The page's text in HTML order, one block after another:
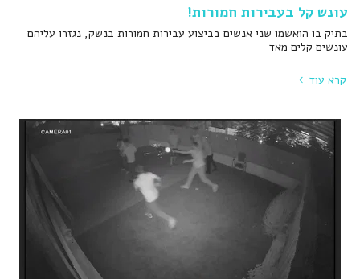
עונש קל בעבירות חמורות!
בתיק בו הואשמו שני אנשים בביצוע עבירות חמורות בנשק, נגזרו עליהם
עונשים קלים מאד
קרא עוד